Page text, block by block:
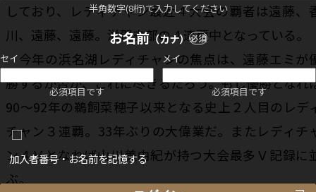
半角数字(8桁)で入力してください
お名前（カナ）必須
セイ
必須項目です
メイ
必須項目です
加入者番号・お名前を記憶する
しており、レディチャン最近４大会の覇者は遠藤、
川、遠藤、遠藤。滋賀支部の４連覇中となっている。
今年の浜名湖レディチャンの焦点は、遠藤エミが
勝するか否か、これに尽きるだろう。もし優勝となれ
90～92年の鵜飼菜穂子以来となる史上２人目のレデ
チャン３連覇。33年ぶりの大偉業だ。またレディチ
ン４Ｖとなれば山川美由紀が持つ大会最多Ｖ記録に
ぶ。